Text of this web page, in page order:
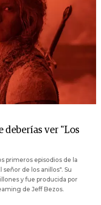
deberías ver "Los
primeros episodios de la
de los anillos". Su
y fue producida por
de Jeff Bezos.